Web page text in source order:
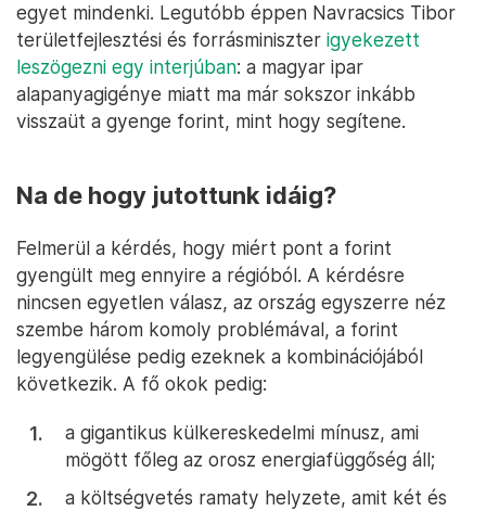
egyet mindenki. Legutóbb éppen Navracsics Tibor
területfejlesztési és forrásminiszter igyekezett
leszögezni egy interjúban: a magyar ipar
alapanyagigénye miatt ma már sokszor inkább
visszaüt a gyenge forint, mint hogy segítene.
Na de hogy jutottunk idáig?
Felmerül a kérdés, hogy miért pont a forint
gyengült meg ennyire a régióból. A kérdésre
nincsen egyetlen válasz, az ország egyszerre néz
szembe három komoly problémával, a forint
legyengülése pedig ezeknek a kombinációjából
következik. A fő okok pedig:
a gigantikus külkereskedelmi mínusz, ami
mögött főleg az orosz energiafüggőség áll;
a költségvetés ramaty helyzete, amit két és